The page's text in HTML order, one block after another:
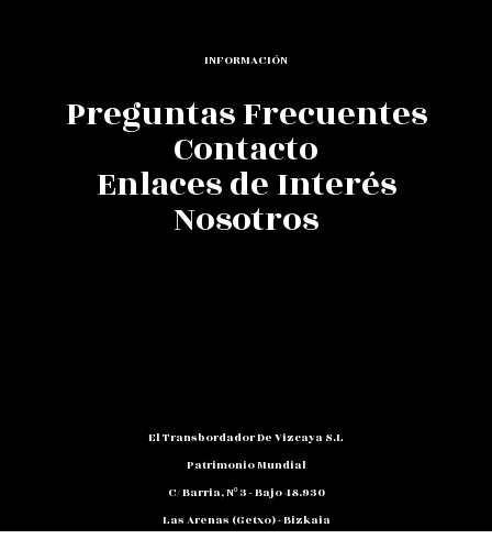
INFORMACIÓN
Preguntas Frecuentes
Contacto
Enlaces de Interés
Nosotros
El Transbordador De Vizcaya S.L
Patrimonio Mundial
C/ Barria, Nº 3 - Bajo 48.930
Las Arenas (Getxo) - Bizkaia